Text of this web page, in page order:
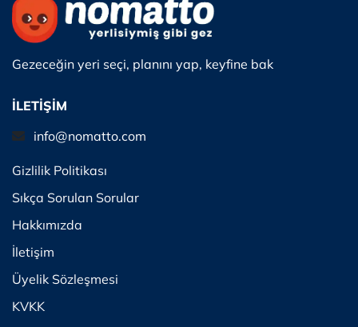
Gezeceğin yeri seçi, planını yap, keyfine bak
İLETİŞİM
info@nomatto.com
Gizlilik Politikası
Sıkça Sorulan Sorular
Hakkımızda
İletişim
Üyelik Sözleşmesi
KVKK